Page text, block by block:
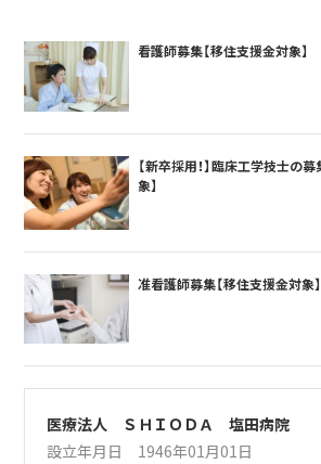
看護師募集【移住支援金対象】
【新卒採用！】臨床工学技士の
象】
准看護師募集【移住支援金対象】
医療法人 ＳＨＩＯＤＡ 塩田病院
設立年月日 1946年01月01日